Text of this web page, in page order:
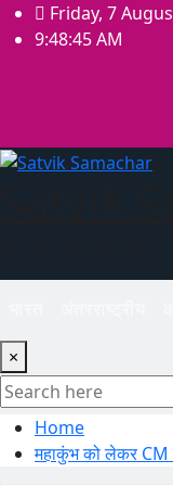
Skip
to
Friday, 7
9:48:45 AM
×
Home
महाकुंभ को लेकर CM